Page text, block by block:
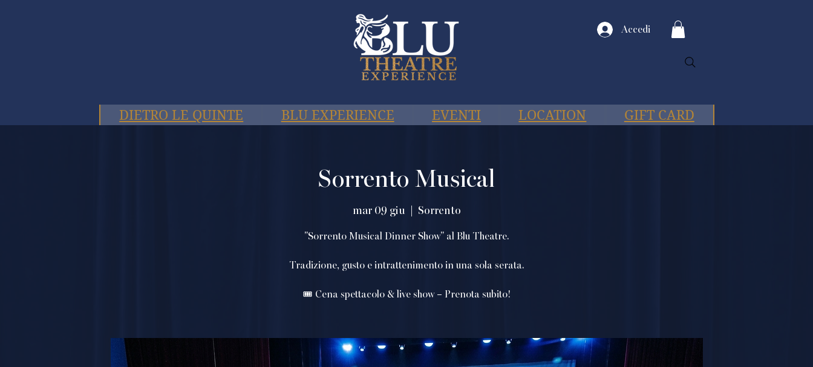
Accedi
DIETRO LE QUINTE BLU EXPERIENCE EVENTI LOCATION GIFT CARD
Sorrento Musical
mar 09 giu Sorrento
"Sorrento Musical Dinner Show" al Blu Theatre.
Tradizione, gusto e intrattenimento in una sola serata.
🎟️ Cena spettacolo & live show – Prenota subito!